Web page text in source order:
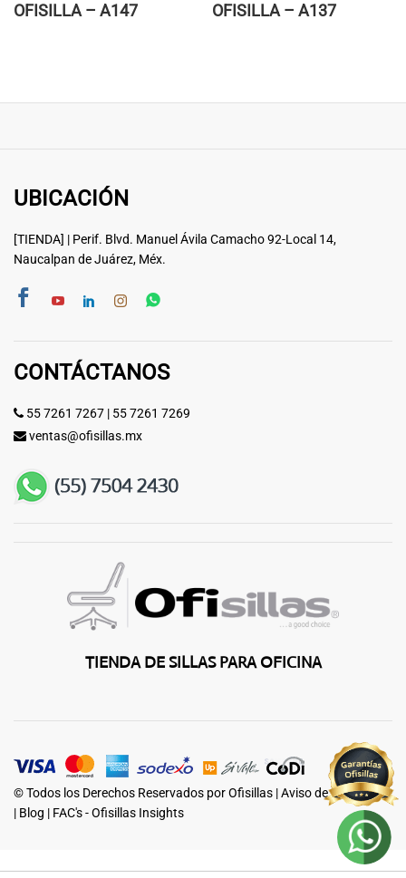
OFISILLA – A147 OFISILLA – A137
UBICACIÓN
[TIENDA] | Perif. Blvd. Manuel Ávila Camacho 92-Local 14,
Naucalpan de Juárez, Méx.
CONTÁCTANOS
55 7261 7267 | 55 7261 7269
ventas@ofisillas.mx
TIENDA DE SILLAS PARA OFICINA
© Todos los Derechos Reservados por Ofisillas |Aviso de Privacidad
| Blog | FAC's - Ofisillas Insights